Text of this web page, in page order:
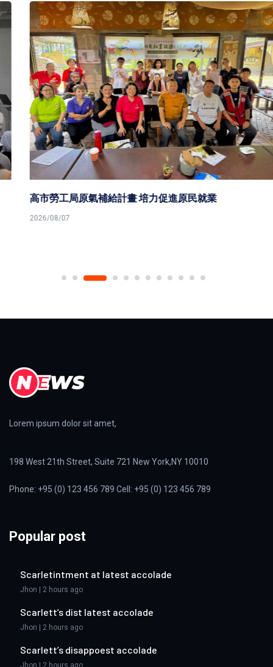
高市勞工局原氣補給計畫 培力促進原民就業
2026/08/07
Lorem ipsum dolor sit amet,
198 West 21th Street, Suite 721 New York,NY 10010
Phone: +95 (0) 123 456 789 Cell: +95 (0) 123 456 789
Popular post
Scarletintment at latest accolade
Jhon | 2 hours ago
Scarlett’s dist latest accolade
Jhon | 2 hours ago
Scarlett’s disappoest accolade
Jhon | 2 hours ago